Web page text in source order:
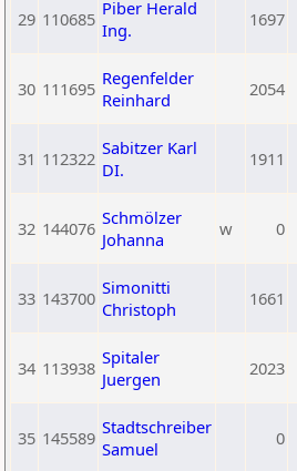
29 110685 Piber Herald
Ing.
1697
30 111695 Regenfelder
Reinhard
2054
31 112322 Sabitzer Karl
DI.
1911
32 144076 Schmölzer
Johanna
w 0
33 143700 Simonitti
Christoph
1661
34 113938 Spitaler
Juergen
2023
35 145589 Stadtschreiber
Samuel
0